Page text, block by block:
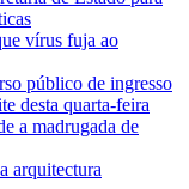
vírus fuja ao
público de ingresso
desta quarta-feira
a madrugada de
arquitectura